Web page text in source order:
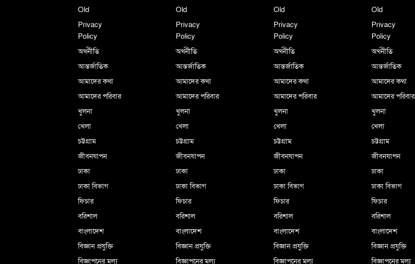
Old
Privacy
Policy
অর্থনীতি
আন্তর্জাতিক
আমাদের কথা
আমাদের পরিবার
খুলনা
খেলা
চট্টগ্রাম
জীবনযাপন
ঢাকা
ঢাকা বিভাগ
ফিচার
বরিশাল
বাংলাদেশ
বিজ্ঞান প্রযুক্তি
বিজ্ঞাপনের মূল্য
Old
Privacy
Policy
অর্থনীতি
আন্তর্জাতিক
আমাদের কথা
আমাদের পরিবার
খুলনা
খেলা
চট্টগ্রাম
জীবনযাপন
ঢাকা
ঢাকা বিভাগ
ফিচার
বরিশাল
বাংলাদেশ
বিজ্ঞান প্রযুক্তি
বিজ্ঞাপনের মূল্য
Old
Privacy
Policy
অর্থনীতি
আন্তর্জাতিক
আমাদের কথা
আমাদের পরিবার
খুলনা
খেলা
চট্টগ্রাম
জীবনযাপন
ঢাকা
ঢাকা বিভাগ
ফিচার
বরিশাল
বাংলাদেশ
বিজ্ঞান প্রযুক্তি
বিজ্ঞাপনের মূল্য
Old
Privacy
Policy
অর্থনীতি
আন্তর্জাতিক
আমাদের কথা
আমাদের পরিবার
খুলনা
খেলা
চট্টগ্রাম
জীবনযাপন
ঢাকা
ঢাকা বিভাগ
ফিচার
বরিশাল
বাংলাদেশ
বিজ্ঞান প্রযুক্তি
বিজ্ঞাপনের মূল্য